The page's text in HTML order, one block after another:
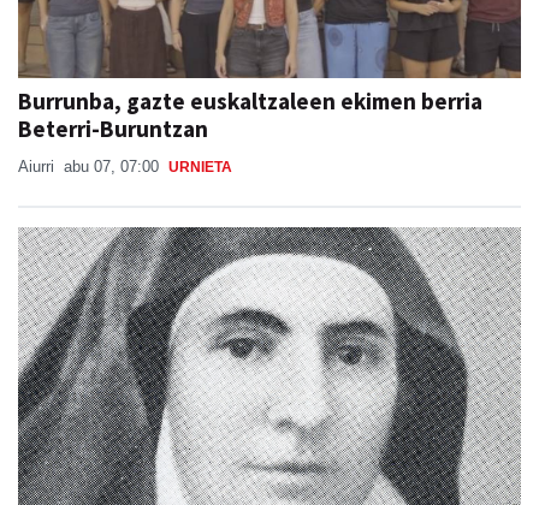
Burrunba, gazte euskaltzaleen ekimen berria
Beterri-Buruntzan
Aiurri abu 07, 07:00 URNIETA